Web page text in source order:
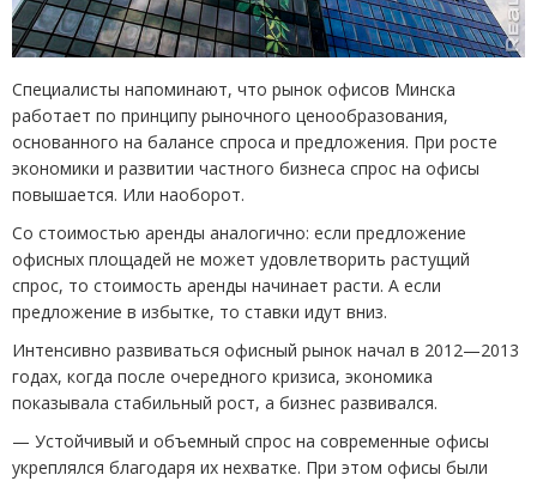
Специалисты напоминают, что рынок офисов Минска
работает по принципу рыночного ценообразования,
основанного на балансе спроса и предложения. При росте
экономики и развитии частного бизнеса спрос на офисы
повышается. Или наоборот.
Со стоимостью аренды аналогично: если предложение
офисных площадей не может удовлетворить растущий
спрос, то стоимость аренды начинает расти. А если
предложение в избытке, то ставки идут вниз.
Интенсивно развиваться офисный рынок начал в 2012—2013
годах, когда после очередного кризиса, экономика
показывала стабильный рост, а бизнес развивался.
— Устойчивый и объемный спрос на современные офисы
укреплялся благодаря их нехватке. При этом офисы были